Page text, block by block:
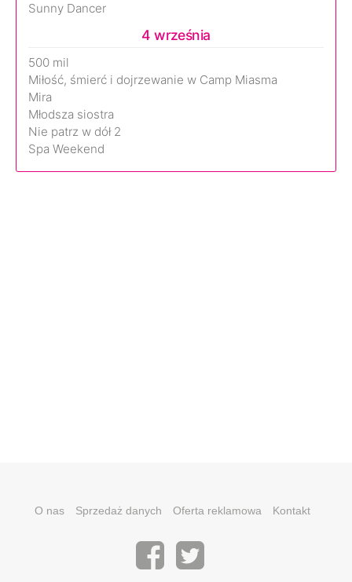
Sunny Dancer
4 września
500 mil
Miłość, śmierć i dojrzewanie w Camp Miasma
Mira
Młodsza siostra
Nie patrz w dół 2
Spa Weekend
O nas Sprzedaż danych Oferta reklamowa Kontakt